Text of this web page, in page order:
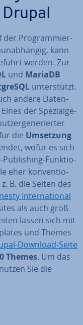
der Pro­gram­mier­
kann
werden. Zur
und MariaDB
un­ter­stützt.
andere Da­ten­
der Spe­zi­al­ge­
die Umsetzung
wofür es sich
Pu­bli­shing-Funk­tio­
eher kon­ven­tio­
B. die Seiten des
In­ter­na­tio­nal
als auch groß
lassen sich mit
und Themes
Download-Seite
Themes. Um das
Sie die